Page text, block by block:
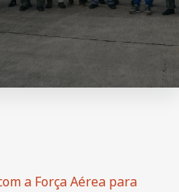
a Força Aérea para